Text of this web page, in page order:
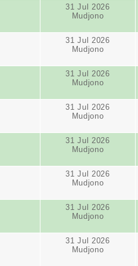
31 Jul 2026
Mudjono
31 Jul 2026
Mudjono
31 Jul 2026
Mudjono
31 Jul 2026
Mudjono
31 Jul 2026
Mudjono
31 Jul 2026
Mudjono
31 Jul 2026
Mudjono
31 Jul 2026
Mudjono